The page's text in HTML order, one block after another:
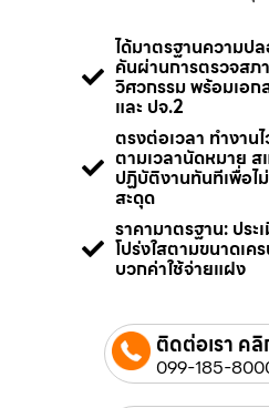
ได้มาตรฐานความป
คันผ่านการตรวจสภ
วิศวกรรม พร้อมเอก
และ ปจ.2
ตรงต่อเวลา ทำงาน
ตามเวลานัดหมาย
ปฏิบัติงานทันทีเพื่อไ
สะดุด
ราคามาตรฐาน: ประ
โปร่งใสตามขนาดเค
บวกค่าใช้จ่ายแฝง
ติดต่อเรา ค
099-185-